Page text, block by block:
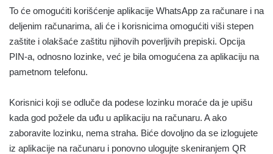
To će omogućiti korišćenje aplikacije WhatsApp za računare i na
deljenim računarima, ali će i korisnicima omogućiti viši stepen
zaštite i olakšaće zaštitu njihovih poverljivih prepiski. Opcija
PIN-a, odnosno lozinke, već je bila omogućena za aplikaciju na
pametnom telefonu.
Korisnici koji se odluče da podese lozinku moraće da je upišu
kada god požele da uđu u aplikaciju na računaru. A ako
zaboravite lozinku, nema straha. Biće dovoljno da se izlogujete
iz aplikacije na računaru i ponovno ulogujte skeniranjem QR